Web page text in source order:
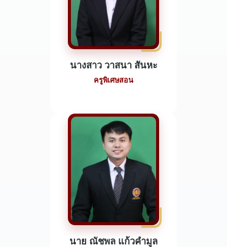
นางสาว วาสนา สันหะ
ครูพิเศษสอน
นาย ณัชพล แก้วคำมูล